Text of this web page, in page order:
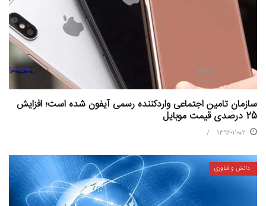
سازمان تامین اجتماعی واردکننده رسمی آیفون شده است؛ افزایش
25 درصدی قیمت موبایل
1396-11-02
دانش و فناوری